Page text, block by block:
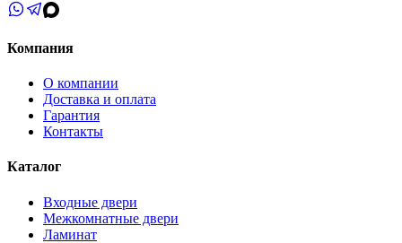
Компания
О компании
Доставка и оплата
Гарантия
Контакты
Каталог
Входные двери
Межкомнатные двери
Ламинат